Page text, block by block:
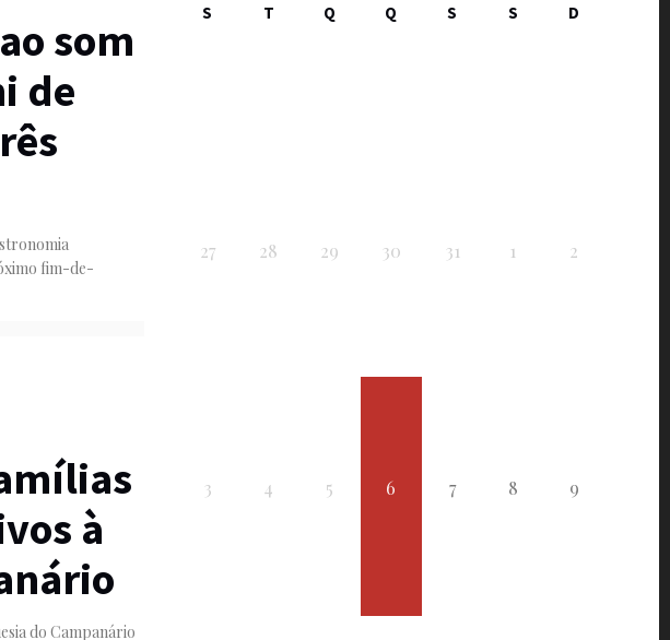
som
de
fim-de-
à
do Campanário
S T Q Q S S D
27 28 29 30 31 1 2
3 4 5 6 7 8 9